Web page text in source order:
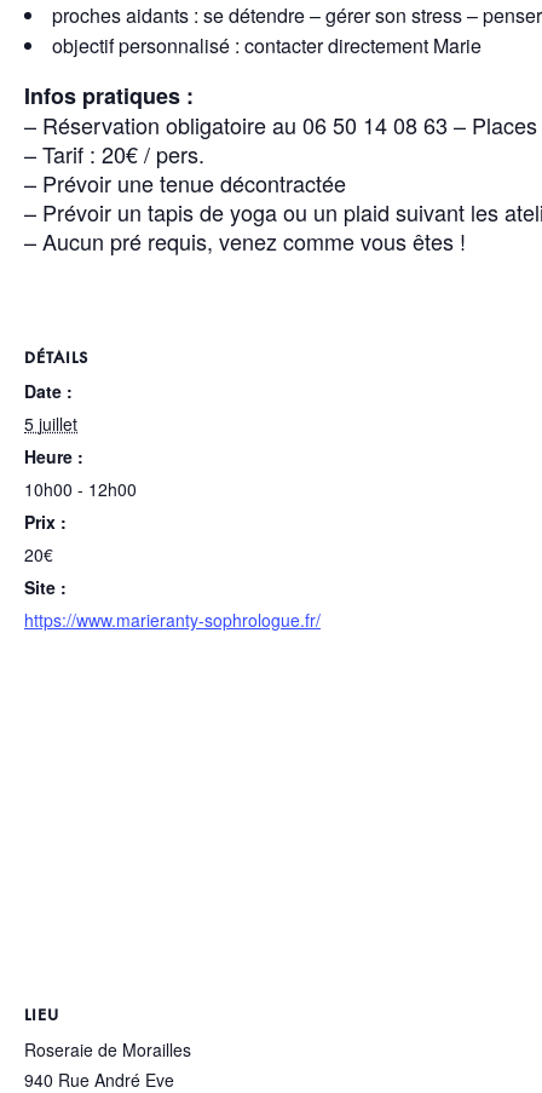
proches aidants : se détendre – gérer son stress –
objectif personnalisé : contacter directement Marie
Infos pratiques :
– Réservation obligatoire au 06 50 14 08 63 –
– Tarif : 20€ / pers.
– Prévoir une tenue décontractée
– Prévoir un tapis de yoga ou un plaid suivant les
– Aucun pré requis, venez comme vous êtes !
DÉTAILS
Date :
5 juillet
Heure :
10h00 - 12h00
Prix :
20€
Site :
https://www.marieranty-sophrologue.fr/
LIEU
Roseraie de Morailles
940 Rue André Eve